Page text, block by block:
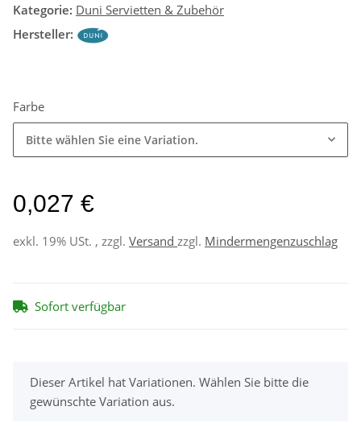
Kategorie: Duni Servietten & Zubehör
Hersteller:
Farbe
Bitte wählen Sie eine Variation.
0,027 €
exkl. 19% USt. , zzgl. Versand zzgl. Mindermengenzuschlag
Sofort verfügbar
x
Dieser Artikel hat Variationen. Wählen Sie bitte die
gewünschte Variation aus.